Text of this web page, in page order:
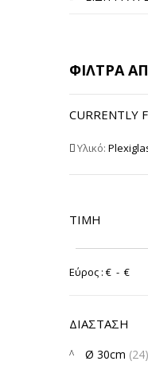
ΦΙΛΤΡΑ
CURRENTLY
Υλικό:
ΤΙΜΉ
Εύρος : € - €
ΔΙΆΣΤΑΣΗ
Ø 30cm (24)